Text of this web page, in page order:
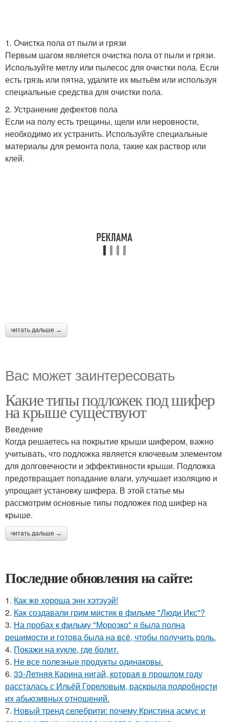
1. Очистка пола от пыли и грязи
Первым шагом является очистка пола от пыли и грязи.
Используйте метлу или пылесос для очистки пола. Если
есть грязь или пятна, удалите их мытьём или используя
специальные средства для очистки пола.
2. Устранение дефектов пола
Если на полу есть трещины, щели или неровности,
необходимо их устранить. Используйте специальные
материалы для ремонта пола, такие как раствор или
клей.
читать дальше →
Вас может заинтересовать
Какие типы подложек под шифер
на крыше существуют
Введение
Когда решаетесь на покрытие крыши шифером, важно
учитывать, что подложка является ключевым элементом
для долговечности и эффективности крыши. Подложка
предотвращает попадание влаги, улучшает изоляцию и
упрощает установку шифера. В этой статье мы
рассмотрим основные типы подложек под шифер на
крыше.
читать дальше →
Последние обновления на сайте:
1. Как же хороша энн хэтэуэй!
2. Как создавали грим мистик в фильме "Люди Икс"?
3. На пробах к фильму "Морозко" я была полна
решимости и готова была на всё, чтобы получить роль.
4. Покажи на кукле, где болит.
5. Не все полезные продукты одинаковы.
6. 33-Летняя Карина нигай, которая в прошлом году
рассталась с Ильёй Гореловым, раскрыла подробности
их абьюзивных отношений.
7. Новый тренд селебрити: почему Кристина асмус и